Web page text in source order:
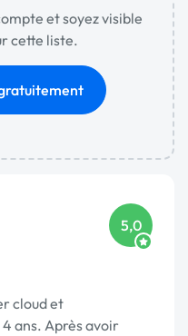
et soyez visible
cette liste.
5,0
cloud et
ans. Après avoir